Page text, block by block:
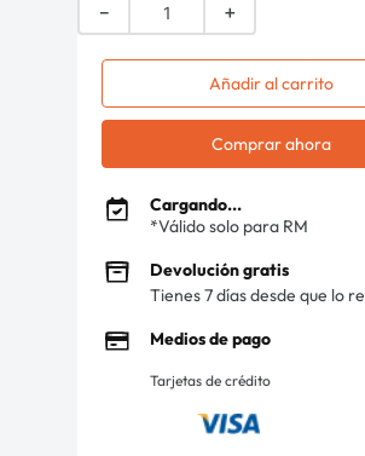
＋
－
Añadir al carrito
Comprar ahora
Cargando...
*Válido solo para RM
Devolución gratis
Tienes 7 días desde que lo
Medios de pago
Tarjetas de crédito